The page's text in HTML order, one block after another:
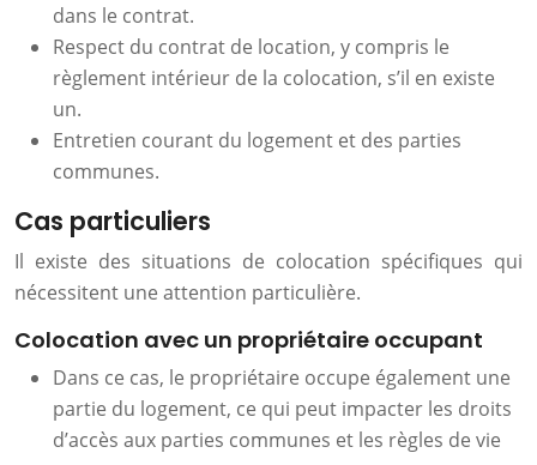
dans le contrat.
Respect du contrat de location, y compris le
règlement intérieur de la colocation, s’il en existe
un.
Entretien courant du logement et des parties
communes.
Cas particuliers
Il existe des situations de colocation spécifiques qui
nécessitent une attention particulière.
Colocation avec un propriétaire occupant
Dans ce cas, le propriétaire occupe également une
partie du logement, ce qui peut impacter les droits
d’accès aux parties communes et les règles de vie